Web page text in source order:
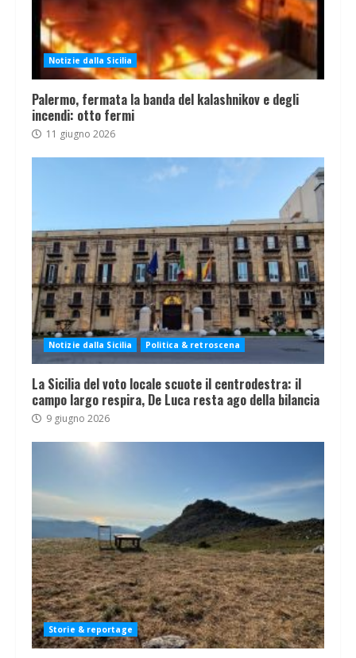
Notizie dalla Sicilia
Palermo, fermata la banda del kalashnikov e degli
incendi: otto fermi
11 giugno 2026
Notizie dalla Sicilia Politica & retroscena
La Sicilia del voto locale scuote il centrodestra: il
campo largo respira, De Luca resta ago della bilancia
9 giugno 2026
Storie & reportage